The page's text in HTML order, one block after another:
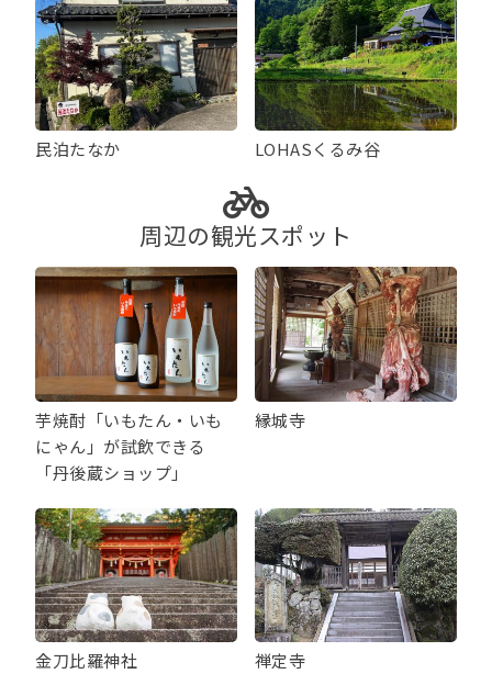
民泊たなか LOHASくるみ谷
周辺の観光スポット
芋焼酎「いもたん・いも
にゃん」が試飲できる
「丹後蔵ショップ」
縁城寺
金刀比羅神社 禅定寺